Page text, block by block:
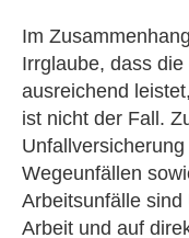
Im
Irrglaube, dass
ausreichend
ist nicht der Fall.
Wegeunfällen
Arbeitsunfälle
Arbeit und auf